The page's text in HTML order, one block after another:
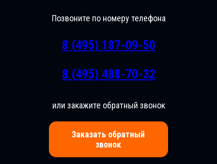
Позвоните по номеру телефона
8 (495) 187-09-50
8 (495) 488-70-32
или закажите обратный звонок
Заказать обратный
звонок